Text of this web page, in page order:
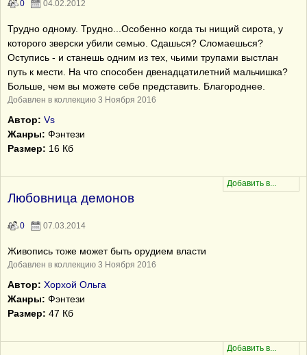
0 04.02.2012
Трудно одному. Трудно...Особенно когда ты нищий сирота, у
которого зверски убили семью. Сдашься? Сломаешься?
Оступись - и станешь одним из тех, чьими трупами выстлан
путь к мести. На что способен двенадцатилетний мальчишка?
Больше, чем вы можете себе представить. Благороднее.
Добавлен в коллекцию 3 Ноября 2016
Автор: Vs
Жанры: Фэнтези
Размер: 16 Кб
Любовница демонов
0 07.03.2014
Живопись тоже может быть орудием власти
Добавлен в коллекцию 3 Ноября 2016
Автор: Хорхой Ольга
Жанры: Фэнтези
Размер: 47 Кб